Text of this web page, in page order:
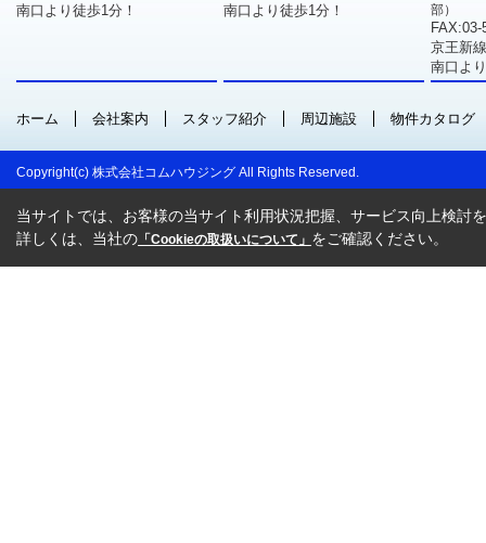
南口より徒歩1分！
南口より徒歩1分！
部）
FAX:03-
京王新
南口よ
ホーム 会社案内 スタッフ紹介 周辺施設 物件カタログ
Copyright(c) 株式会社コムハウジング All Rights Reserved.
当サイトでは、お客様の当サイト利用状況把握、サービス向上検討
詳しくは、当社の 「Cookieの取扱いについて」 をご確認ください。